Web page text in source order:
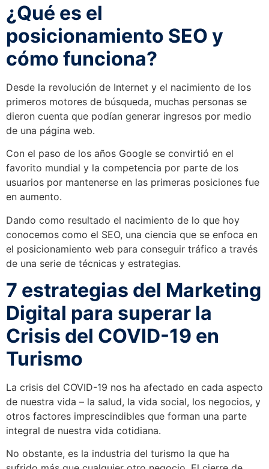
¿Qué es el
posicionamiento SEO y
cómo funciona?
Desde la revolución de Internet y el nacimiento de los
primeros motores de búsqueda, muchas personas se
dieron cuenta que podían generar ingresos por medio
de una página web.
Con el paso de los años Google se convirtió en el
favorito mundial y la competencia por parte de los
usuarios por mantenerse en las primeras posiciones fue
en aumento.
Dando como resultado el nacimiento de lo que hoy
conocemos como el SEO, una ciencia que se enfoca en
el posicionamiento web para conseguir tráfico a través
de una serie de técnicas y estrategias.
7 estrategias del Marketing
Digital para superar la
Crisis del COVID-19 en
Turismo
La crisis del COVID-19 nos ha afectado en cada aspecto
de nuestra vida – la salud, la vida social, los negocios, y
otros factores imprescindibles que forman una parte
integral de nuestra vida cotidiana.
No obstante, es la industria del turismo la que ha